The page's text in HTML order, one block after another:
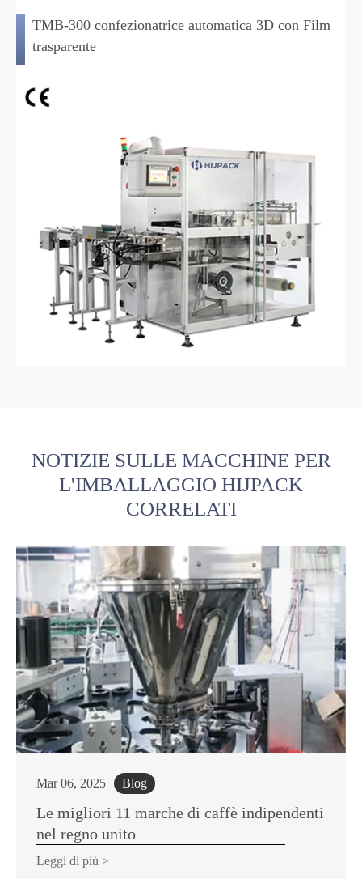
TMB-300 confezionatrice automatica 3D con Film
trasparente
NOTIZIE SULLE MACCHINE PER
L'IMBALLAGGIO HIJPACK
CORRELATI
Mar 06, 2025 Blog
Le migliori 11 marche di caffè indipendenti
nel regno unito
Leggi di più >